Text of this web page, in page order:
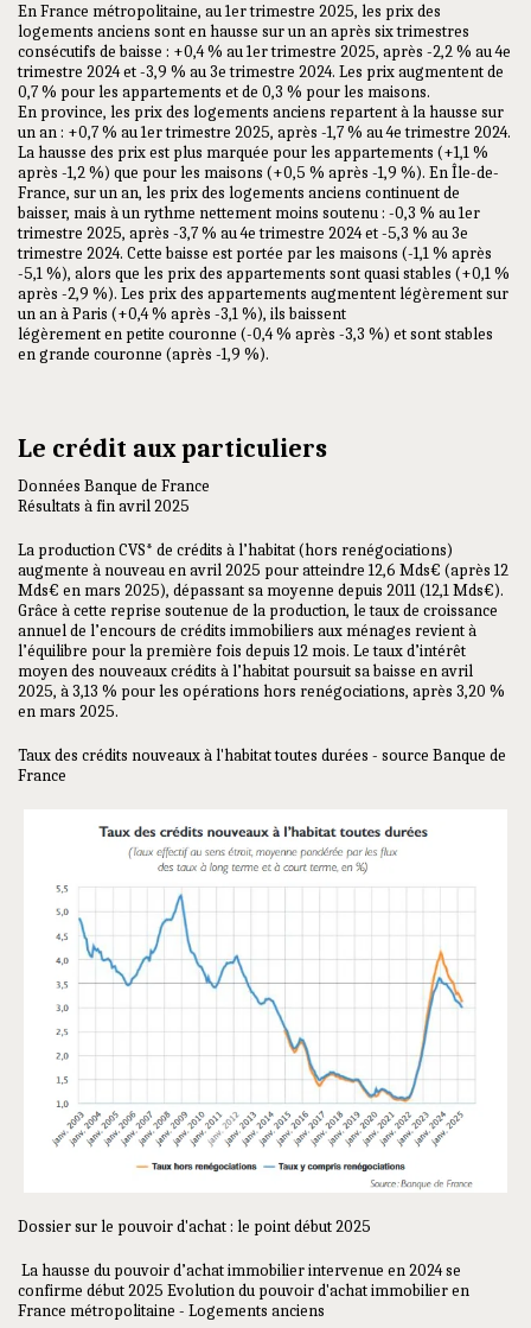
En France métropolitaine, au 1er trimestre 2025, les prix des
logements anciens sont en hausse sur un an après six trimestres
consécutifs de baisse : +0,4 % au 1er trimestre 2025, après -2,2 % au 4e
trimestre 2024 et -3,9 % au 3e trimestre 2024. Les prix augmentent de
0,7 % pour les appartements et de 0,3 % pour les maisons.
En province, les prix des logements anciens repartent à la hausse sur
un an : +0,7 % au 1er trimestre 2025, après -1,7 % au 4e trimestre 2024.
La hausse des prix est plus marquée pour les appartements (+1,1 %
après -1,2 %) que pour les maisons (+0,5 % après -1,9 %). En Île-de-
France, sur un an, les prix des logements anciens continuent de
baisser, mais à un rythme nettement moins soutenu : -0,3 % au 1er
trimestre 2025, après -3,7 % au 4e trimestre 2024 et -5,3 % au 3e
trimestre 2024. Cette baisse est portée par les maisons (-1,1 % après
-5,1 %), alors que les prix des appartements sont quasi stables (+0,1 %
après -2,9 %). Les prix des appartements augmentent légèrement sur
un an à Paris (+0,4 % après -3,1 %), ils baissent
légèrement en petite couronne (-0,4 % après -3,3 %) et sont stables
en grande couronne (après -1,9 %).
Le crédit aux particuliers
Données Banque de France
Résultats à fin avril 2025
La production CVS* de crédits à l’habitat (hors renégociations)
augmente à nouveau en avril 2025 pour atteindre 12,6 Mds€ (après 12
Mds€ en mars 2025), dépassant sa moyenne depuis 2011 (12,1 Mds€).
Grâce à cette reprise soutenue de la production, le taux de croissance
annuel de l’encours de crédits immobiliers aux ménages revient à
l’équilibre pour la première fois depuis 12 mois. Le taux d’intérêt
moyen des nouveaux crédits à l’habitat poursuit sa baisse en avril
2025, à 3,13 % pour les opérations hors renégociations, après 3,20 %
en mars 2025.
Taux des crédits nouveaux à l'habitat toutes durées - source Banque de
France
Dossier sur le pouvoir d'achat : le point début 2025
La hausse du pouvoir d’achat immobilier intervenue en 2024 se
confirme début 2025 Evolution du pouvoir d'achat immobilier en
France métropolitaine - Logements anciens